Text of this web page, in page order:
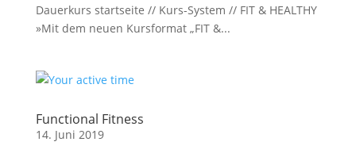
Dauerkurs startseite // Kurs-System // FIT & HEALTHY
»Mit dem neuen Kursformat „FIT &...
Functional Fitness
14. Juni 2019